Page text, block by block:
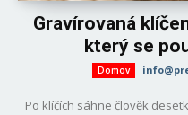
Gravírovaná
který se
Domov
Po klíčích sáhne člověk